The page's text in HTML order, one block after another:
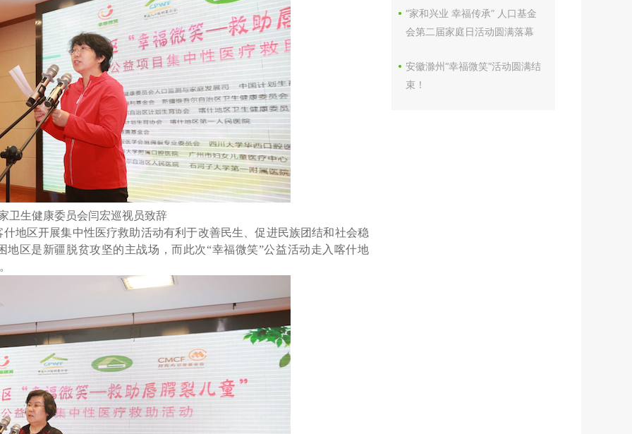
卫生健康委员会闫宏巡视员致辞
地区开展集中性医疗救助活动有利于改善民生、促进民族团结和社会稳
区是新疆脱贫攻坚的主战场，而此次“幸福微笑”公益活动走入喀什地
“家和兴业 幸福传承” 人口基金
会第二届家庭日活动圆满落幕
安徽滁州“幸福微笑”活动圆满结
束！